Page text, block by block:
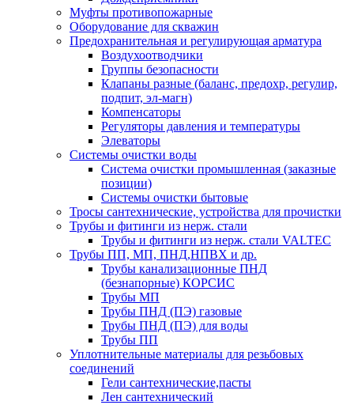
Муфты противопожарные
Оборудование для скважин
Предохранительная и регулирующая арматура
Воздухоотводчики
Группы безопасности
Клапаны разные (баланс, предохр, регулир,
подпит, эл-магн)
Компенсаторы
Регуляторы давления и температуры
Элеваторы
Системы очистки воды
Система очистки промышленная (заказные
позиции)
Системы очистки бытовые
Тросы сантехнические, устройства для прочистки
Трубы и фитинги из нерж. стали
Трубы и фитинги из нерж. стали VALTEC
Трубы ПП, МП, ПНД,НПВХ и др.
Трубы канализационные ПНД
(безнапорные) КОРСИС
Трубы МП
Трубы ПНД (ПЭ) газовые
Трубы ПНД (ПЭ) для воды
Трубы ПП
Уплотнительные материалы для резьбовых
соединений
Гели сантехнические,пасты
Лен сантехнический